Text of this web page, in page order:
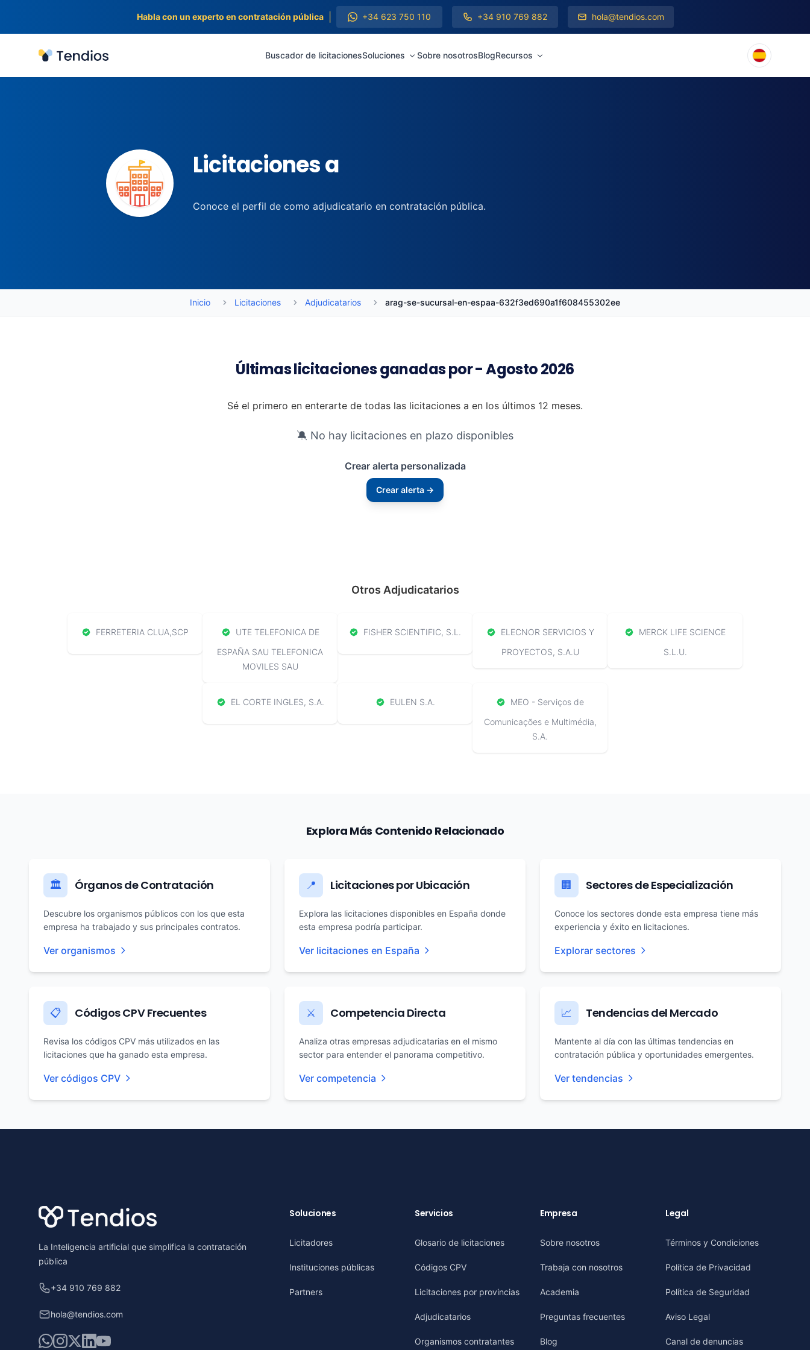
Habla con un experto en contratación pública +34 623 750 110 +34 910 769 882 hola@tendios.com
Tendios Buscador de licitacionesSoluciones Sobre nosotrosBlogRecursos
Licitaciones a
Conoce el perfil de como adjudicatario en contratación pública.
Inicio Licitaciones Adjudicatarios arag-se-sucursal-en-espaa-632f3ed690a1f608455302ee
Últimas licitaciones ganadas por - Agosto 2026
Sé el primero en enterarte de todas las licitaciones a en los últimos 12 meses.
🔕 No hay licitaciones en plazo disponibles
Crear alerta personalizada
Crear alerta →
Otros Adjudicatarios
FERRETERIA CLUA,SCP
UTE TELEFONICA DE
ESPAÑA SAU TELEFONICA
MOVILES SAU
FISHER SCIENTIFIC, S.L.
ELECNOR SERVICIOS Y
PROYECTOS, S.A.U
MERCK LIFE SCIENCE
S.L.U.
EL CORTE INGLES, S.A. EULEN S.A.
MEO - Serviços de
Comunicações e Multimédia,
S.A.
Explora Más Contenido Relacionado
🏛️ Órganos de Contratación
Descubre los organismos públicos con los que esta
empresa ha trabajado y sus principales contratos.
Ver organismos
📍 Licitaciones por Ubicación
Explora las licitaciones disponibles en España donde
esta empresa podría participar.
Ver licitaciones en España
🏢 Sectores de Especialización
Conoce los sectores donde esta empresa tiene más
experiencia y éxito en licitaciones.
Explorar sectores
📋 Códigos CPV Frecuentes
Revisa los códigos CPV más utilizados en las
licitaciones que ha ganado esta empresa.
Ver códigos CPV
⚔️ Competencia Directa
Analiza otras empresas adjudicatarias en el mismo
sector para entender el panorama competitivo.
Ver competencia
📈 Tendencias del Mercado
Mantente al día con las últimas tendencias en
contratación pública y oportunidades emergentes.
Ver tendencias
La Inteligencia artificial que simplifica la contratación
pública
+34 910 769 882
hola@tendios.com
WhatsApp
Instagram
X LinkedIn
YouTube
Soluciones
Licitadores
Instituciones públicas
Partners
Servicios
Glosario de licitaciones
Códigos CPV
Licitaciones por provincias
Adjudicatarios
Organismos contratantes
Empresa
Sobre nosotros
Trabaja con nosotros
Academia
Preguntas frecuentes
Blog
Legal
Términos y Condiciones
Política de Privacidad
Política de Seguridad
Aviso Legal
Canal de denuncias